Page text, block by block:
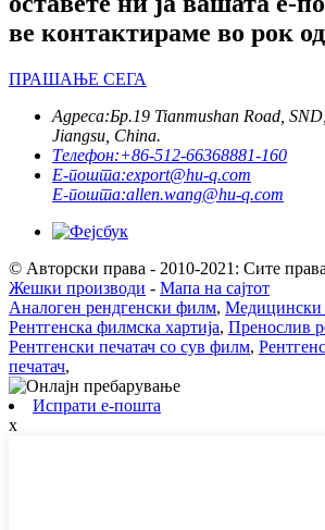
ве контактираме во рок
ПРАШАЊЕ СЕГА
Адреса:Бр.19 Tianmushan Road,
Jiangsu, China.
Телефон:+86-512-66368881-160
Е-пошта:export@hu-q.com
Е-пошта:allen.wang@hu-q.com
© Авторски права - 2010-2021: Сите
Жешки производи - Мапа на сајтот
Аналоген рендгенски филм, Медицински
Рентгенска филмска хартија, Пренослив
Рентгенски печатач со сув филм,
печатач,
Испрати е-пошта
x